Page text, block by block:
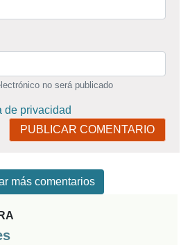
no será publicado
de privacidad
PUBLICAR COMENTARIO
más comentarios